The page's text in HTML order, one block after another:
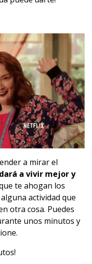
a mirar el
a vivir mejor y
te ahogan los
actividad que
otra cosa. Puedes
unos minutos y